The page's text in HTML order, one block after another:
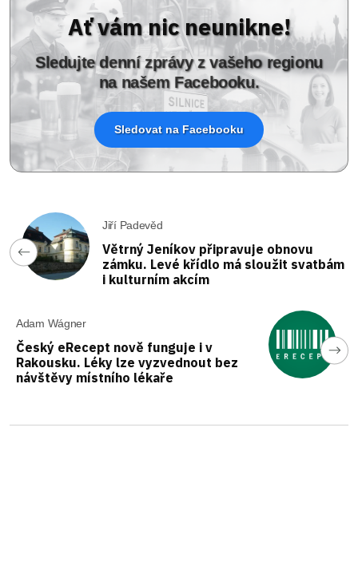
Ať vám nic neunikne!
Sledujte denní zprávy z vašeho regionu
na našem Facebooku.
Sledovat na Facebooku
Jiří Padevěd
Větrný Jeníkov připravuje obnovu
zámku. Levé křídlo má sloužit svatbám
i kulturním akcím
Adam Wágner
Český eRecept nově funguje i v
Rakousku. Léky lze vyzvednout bez
návštěvy místního lékaře